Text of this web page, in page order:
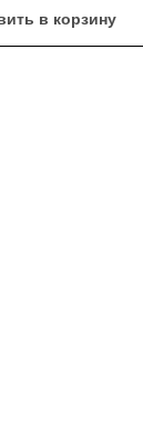
в корзину